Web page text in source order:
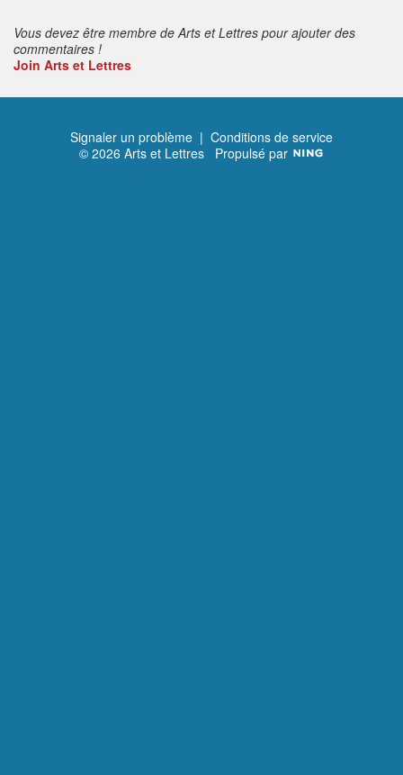
Vous devez être membre de Arts et Lettres pour ajouter des
commentaires !
Join Arts et Lettres
Signaler un problème | Conditions de service
© 2026 Arts et Lettres Propulsé par